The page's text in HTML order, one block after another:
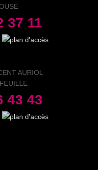
37 11
AURIOL
43 43